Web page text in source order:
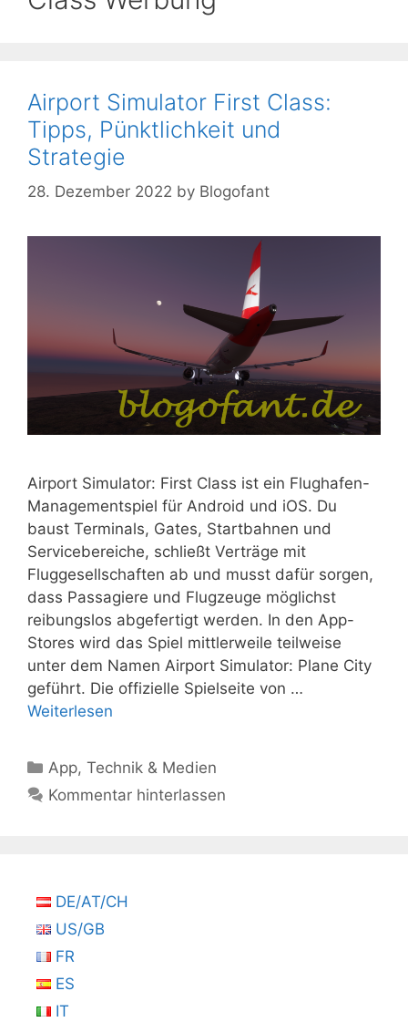
Airport Simulator First Class:
Tipps, Pünktlichkeit und
Strategie
28. Dezember 2022 by Blogofant
Airport Simulator: First Class ist ein Flughafen-
Managementspiel für Android und iOS. Du
baust Terminals, Gates, Startbahnen und
Servicebereiche, schließt Verträge mit
Fluggesellschaften ab und musst dafür sorgen,
dass Passagiere und Flugzeuge möglichst
reibungslos abgefertigt werden. In den App-
Stores wird das Spiel mittlerweile teilweise
unter dem Namen Airport Simulator: Plane City
geführt. Die offizielle Spielseite von …
Weiterlesen
Kategorien
App,Technik & Medien
Kommentar hinterlassen
DE/AT/CH
US/GB
FR
ES
IT